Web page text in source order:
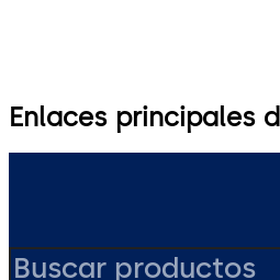
Enlaces principales